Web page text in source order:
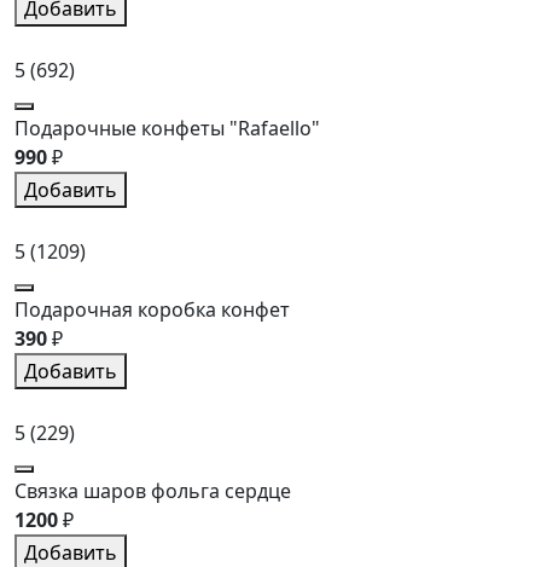
Добавить
5(692)
Подарочные конфеты "Rafaello"
990₽
Добавить
5(1209)
Подарочная коробка конфет
390₽
Добавить
5(229)
Связка шаров фольга сердце
1200₽
Добавить